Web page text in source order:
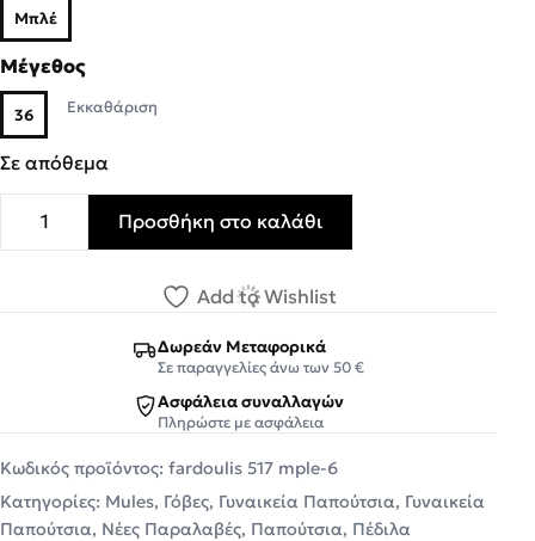
Μπλέ
Μέγεθος
36 Εκκαθάριση
Σε απόθεμα
Fardoulis Shoes Γυναικεία Παπούτσια Γόβες 517-15Χ
Προσθήκη στο καλάθι
Add to Wishlist
Δωρεάν Μεταφορικά
Σε παραγγελίες άνω των 50 €
Ασφάλεια συναλλαγών
Πληρώστε με ασφάλεια
Κωδικός προϊόντος: fardoulis 517 mple-6
Κατηγορίες: Mules, Γόβες, Γυναικεία Παπούτσια, Γυναικεία
Παπούτσια, Νέες Παραλαβές, Παπούτσια, Πέδιλα